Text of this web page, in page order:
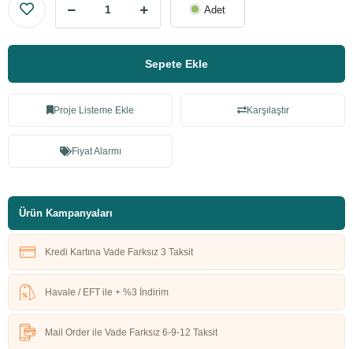
Adet
Sepete Ekle
Proje Listeme Ekle Karşılaştır
Fiyat Alarmı
Ürün Kampanyaları
Kredi Kartına Vade Farksız 3 Taksit
Havale / EFT ile + %3 İndirim
Mail Order ile Vade Farksız 6-9-12 Taksit